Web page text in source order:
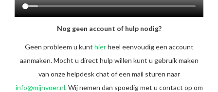
Nog geen account of hulp nodig?
Geen probleem u kunt hierheel eenvoudig een account
aanmaken. Mocht u direct hulp willen kunt u gebruik maken
van onze helpdesk chat of een mail sturen naar
info@mijnvoer.nl. Wij nemen dan spoedig met u contact op om